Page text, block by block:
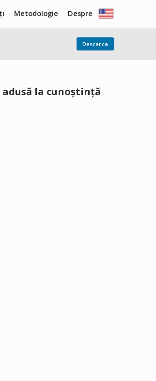
Despre
Metodologie
Descarca
la cunoștință